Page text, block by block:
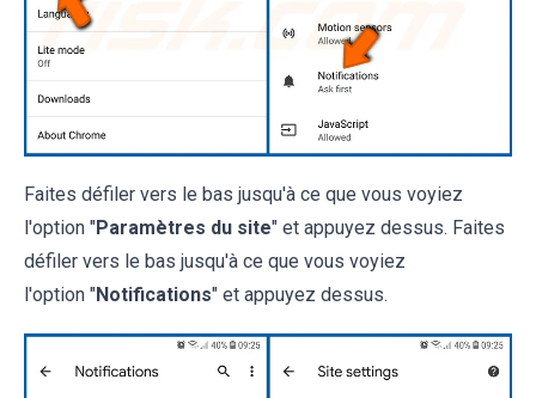
Faites défiler vers le bas jusqu'à ce que vous voyiez
l'option "Paramètres du site" et appuyez dessus. Faites
défiler vers le bas jusqu'à ce que vous voyiez
l'option "Notifications" et appuyez dessus.